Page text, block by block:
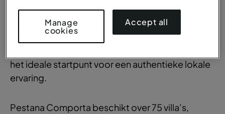
Elegant engezellig
Het verblijf is gelegen in een van de meest
het ideale startpunt voor een authentieke lokale
ervaring.
Pestana Comporta beschikt over 75 villa’s,
Manage
cookies
Accept all